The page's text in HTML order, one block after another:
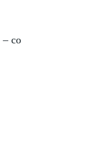
– co